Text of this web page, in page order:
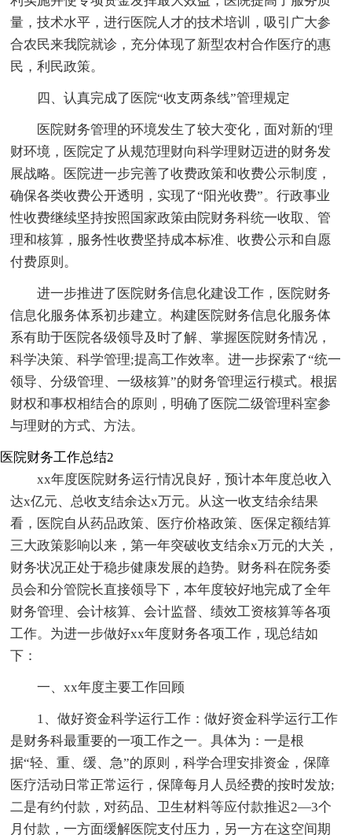
量，技术水平，进行医院人才的技术培训，吸引广大参
合农民来我院就诊，充分体现了新型农村合作医疗的惠
民，利民政策。
四、认真完成了医院“收支两条线”管理规定
医院财务管理的环境发生了较大变化，面对新的'理
财环境，医院定了从规范理财向科学理财迈进的财务发
展战略。医院进一步完善了收费政策和收费公示制度，
确保各类收费公开透明，实现了“阳光收费”。行政事业
性收费继续坚持按照国家政策由院财务科统一收取、管
理和核算，服务性收费坚持成本标准、收费公示和自愿
付费原则。
进一步推进了医院财务信息化建设工作，医院财务
信息化服务体系初步建立。构建医院财务信息化服务体
系有助于医院各级领导及时了解、掌握医院财务情况，
科学决策、科学管理;提高工作效率。进一步探索了“统一
领导、分级管理、一级核算”的财务管理运行模式。根据
财权和事权相结合的原则，明确了医院二级管理科室参
与理财的方式、方法。
医院财务工作总结2
xx年度医院财务运行情况良好，预计本年度总收入
达x亿元、总收支结余达x万元。从这一收支结余结果
看，医院自从药品政策、医疗价格政策、医保定额结算
三大政策影响以来，第一年突破收支结余x万元的大关，
财务状况正处于稳步健康发展的趋势。财务科在院务委
员会和分管院长直接领导下，本年度较好地完成了全年
财务管理、会计核算、会计监督、绩效工资核算等各项
工作。为进一步做好xx年度财务各项工作，现总结如
下：
一、xx年度主要工作回顾
1、做好资金科学运行工作：做好资金科学运行工作
是财务科最重要的一项工作之一。具体为：一是根
据“轻、重、缓、急”的原则，科学合理安排资金，保障
医疗活动日常正常运行，保障每月人员经费的按时发放;
二是有约付款，对药品、卫生材料等应付款推迟2—3个
月付款，一方面缓解医院支付压力，另一方在这空间期